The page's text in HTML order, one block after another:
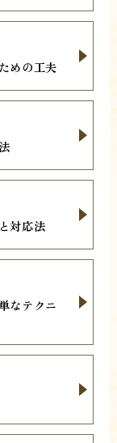
めの工夫
対応法
なテクニ